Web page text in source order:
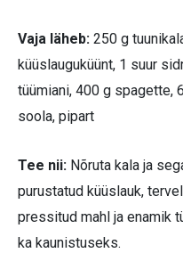
Vaja läheb: 250 g
küüslauguküünt, 1 suur
tüümiani, 400 g
soola, pipart
Tee nii: Nõruta kala ja
purustatud küüslauk,
pressitud mahl ja enamik
ka kaunistuseks.